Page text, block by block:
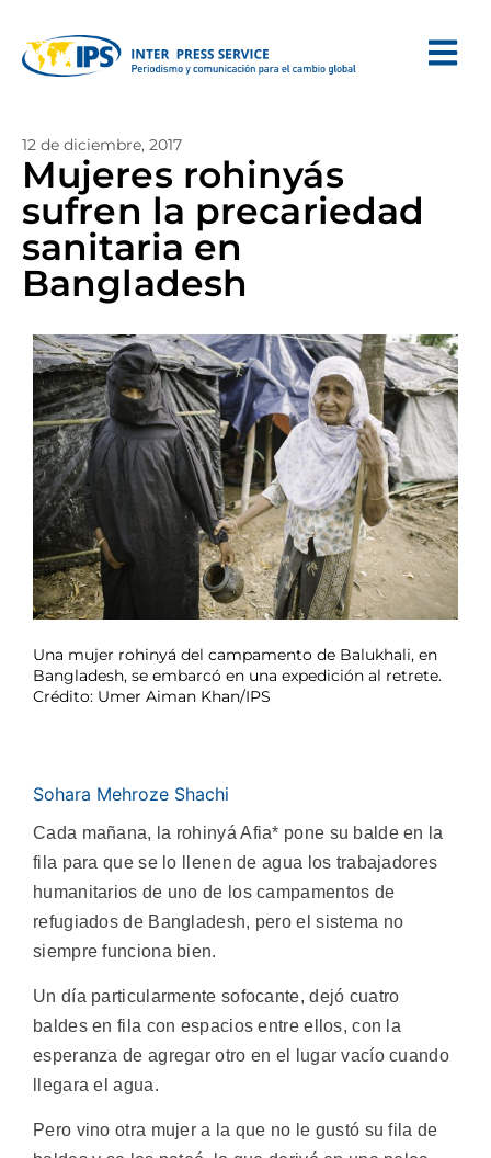
12 de diciembre, 2017
Mujeres rohinyás
sufren la precariedad
sanitaria en
Bangladesh
Una mujer rohinyá del campamento de Balukhali, en
Bangladesh, se embarcó en una expedición al retrete.
Crédito: Umer Aiman Khan/IPS
Sohara Mehroze Shachi
Cada mañana, la rohinyá Afia* pone su balde en la
fila para que se lo llenen de agua los trabajadores
humanitarios de uno de los campamentos de
refugiados de Bangladesh, pero el sistema no
siempre funciona bien.
Un día particularmente sofocante, dejó cuatro
baldes en fila con espacios entre ellos, con la
esperanza de agregar otro en el lugar vacío cuando
llegara el agua.
Pero vino otra mujer a la que no le gustó su fila de